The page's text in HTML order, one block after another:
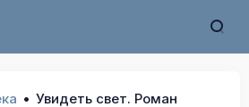
Увидеть свет. Роман